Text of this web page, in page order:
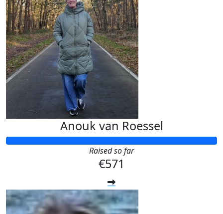
Anouk van Roessel
Raised so far
€571